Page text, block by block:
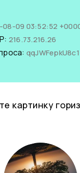
08-09 03:52:52
216.73.216.26
qqJWFepkU8c1
картинку